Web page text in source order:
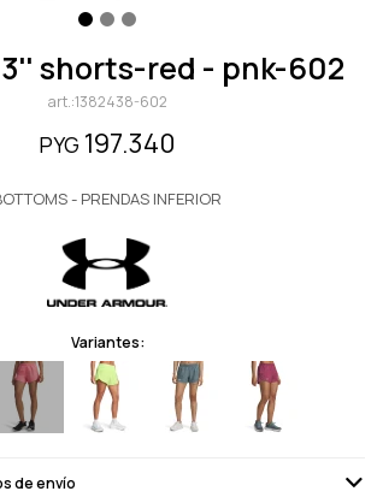
3'' shorts-red - pnk-602
1382438-602
PYG 197.340
- PRENDAS INFERIOR
Variantes:
de envío